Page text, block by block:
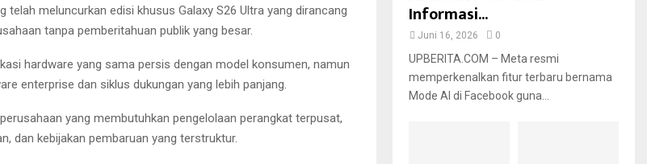
telah meluncurkan edisi khusus Galaxy S26 Ultra yang dirancang
tanpa pemberitahuan publik yang besar.
hardware yang sama persis dengan model konsumen, namun
enterprise dan siklus dukungan yang lebih panjang.
yang membutuhkan pengelolaan perangkat terpusat,
dan kebijakan pembaruan yang terstruktur.
Informasi...
Juni 16, 2026 0
UPBERITA.COM – Meta resmi
memperkenalkan fitur terbaru bernama
Mode AI di Facebook guna...